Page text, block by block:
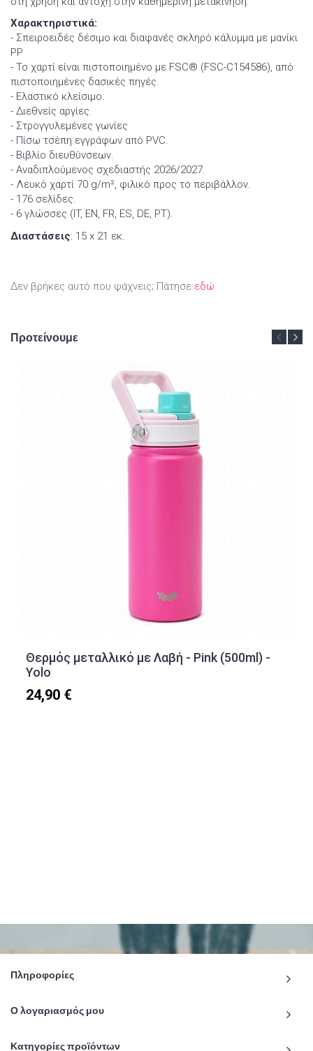
Χαρακτηριστικά:
- Σπειροειδές δέσιμο και διαφανές σκληρό κάλυμμα με μανίκι
PP
- Το χαρτί είναι πιστοποιημένο με FSC® (FSC-C154586), από
πιστοποιημένες δασικές πηγές.
- Ελαστικό κλείσιμο.
- Διεθνείς αργίες.
- Στρογγυλεμένες γωνίες
- Πίσω τσέπη εγγράφων από PVC.
- Βιβλίο διευθύνσεων.
- Αναδιπλούμενος σχεδιαστής 2026/2027.
- Λευκό χαρτί 70 g/m², φιλικό προς το περιβάλλον.
- 176 σελίδες.
- 6 γλώσσες (IT, EN, FR, ES, DE, PT).
Διαστάσεις: 15 x 21 εκ.
Δεν βρήκες αυτό που ψάχνεις; Πάτησε εδώ
Προτείνουμε
Θερμός μεταλλικό με Λαβή - Pink (500ml) -
Yolo
24,90 €
Πληροφορίες
Ο λογαριασμός μου
Κατηγορίες προϊόντων